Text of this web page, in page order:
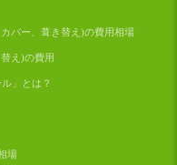
バー、葺き替え)の費用相場
え)の費用
」とは？
場